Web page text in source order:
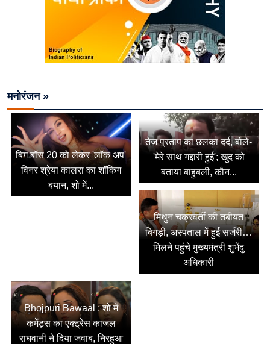
मनोरंजन »
बिग बॉस 20 को लेकर 'लॉक अप'
विनर श्रेया कालरा का शॉकिंग
बयान, शो में...
तेज प्रताप का छलका दर्द, बोले-
'मेरे साथ गद्दारी हुई'; खुद को
बताया बाहुबली, कौन...
मिथुन चक्रवर्ती की तबीयत
बिगड़ी, अस्पताल में हुई सर्जरी…
मिलने पहुंचे मुख्यमंत्री शुभेंदु
अधिकारी
Bhojpuri Bawaal : शो में
कमेंट्स का एक्ट्रेस काजल
राघवानी ने दिया जवाब, निरहुआ